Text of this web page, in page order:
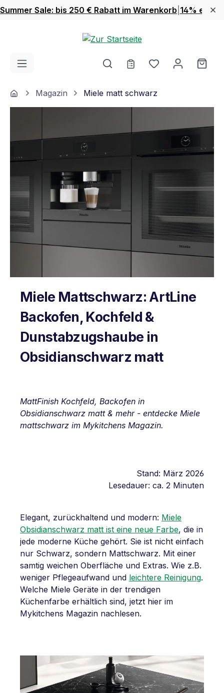
Zum Hauptinhalt springen
Summer Sale: bis 250 € Rabatt im Warenkorb 14% extra
Du hast 0
HomeMagazin Miele matt schwarz
Miele Mattschwarz: ArtLine
Backofen, Kochfeld &
Dunstabzugshaube in
Obsidianschwarz matt
MattFinish Kochfeld, Backofen in
Obsidianschwarz matt & mehr - entdecke Miele
mattschwarz im Mykitchens Magazin.
Stand: März 2026
Lesedauer: ca. 2 Minuten
Elegant, zurückhaltend und modern: Miele
Obsidianschwarz matt ist eine neue Farbe, die in
jede moderne Küche gehört. Sie ist nicht einfach
nur Schwarz, sondern Mattschwarz. Mit einer
samtig weichen Oberfläche und Extras. Wie z.B.
weniger Pflegeaufwand und leichtere Reinigung.
Welche Miele Geräte in der trendigen
Küchenfarbe erhältlich sind, jetzt hier im
Mykitchens Magazin nachlesen.